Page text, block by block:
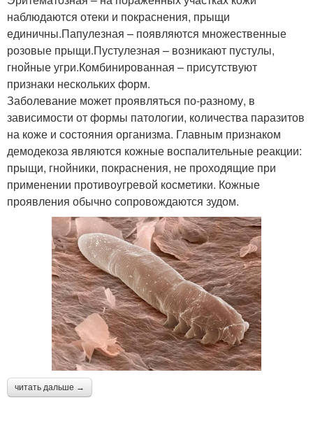
наблюдаются отеки и покраснения, прыщи
единичны.Папулезная – появляются множественные
розовые прыщи.Пустулезная – возникают пустулы,
гнойные угри.Комбинированная – присутствуют
признаки нескольких форм.
Заболевание может проявляться по-разному, в
зависимости от формы патологии, количества паразитов
на коже и состояния организма. Главным признаком
демодекоза являются кожные воспалительные реакции:
прыщи, гнойники, покраснения, не проходящие при
применении противоугревой косметики. Кожные
проявления обычно сопровождаются зудом.
читать дальше →